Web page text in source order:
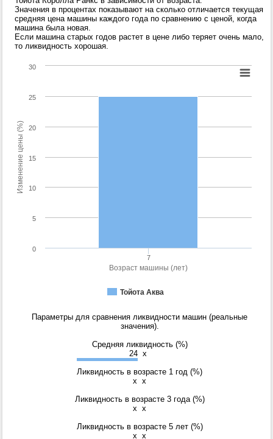
Значения в процентах показывают на сколько отличается текущая
средняя цена машины каждого года по сравнению с ценой, когда
машина была новая.
Если машина старых годов растет в цене либо теряет очень мало,
то ликвидность хорошая.
Возраст машины (лет)
Изменение цены (%)
Тойота Аква
7
0
5
10
15
20
25
30
Параметры для сравнения ликвидности машин (реальные
значения).
Средняя ликвидность (%)
24 x
Ликвидность в возрасте 1 год (%)
x x
Ликвидность в возрасте 3 года (%)
x x
Ликвидность в возрасте 5 лет (%)
x x